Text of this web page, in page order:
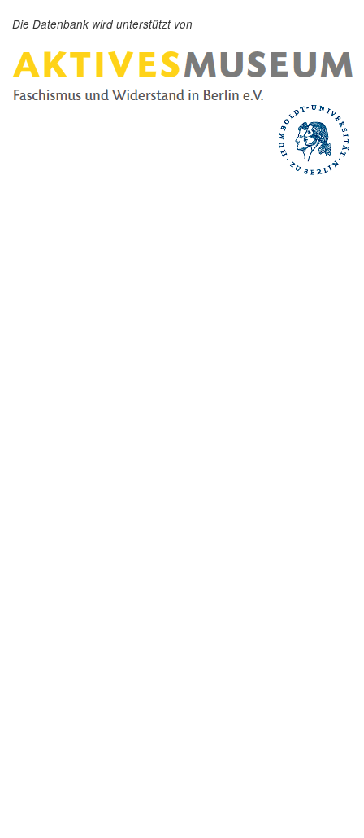
Die Datenbank wird unterstützt von